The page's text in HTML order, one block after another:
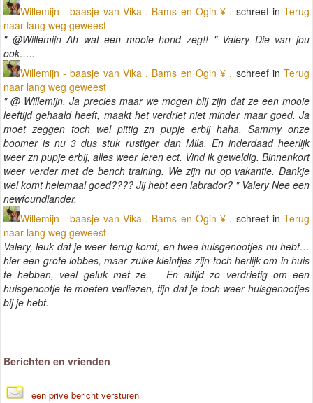
Willemijn - baasje van Vika . Bams en Ogin ¥ . schreef inTerug
naar lang weg geweest
" @Willemijn Ah wat een mooie hond zeg!! " Valery Die van jou
ook…..
Willemijn - baasje van Vika . Bams en Ogin ¥ . schreef inTerug
naar lang weg geweest
" @ Willemijn, Ja precies maar we mogen blij zijn dat ze een mooie
leeftijd gehaald heeft, maakt het verdriet niet minder maar goed. Ja
moet zeggen toch wel pittig zn pupje erbij haha. Sammy onze
boomer is nu 3 dus stuk rustiger dan Mila. En inderdaad heerlijk
weer zn pupje erbij, alles weer leren ect. Vind ik geweldig. Binnenkort
weer verder met de bench training. We zijn nu op vakantie. Dankje
wel komt helemaal goed???? Jij hebt een labrador? " Valery Nee een
newfoundlander.
Willemijn - baasje van Vika . Bams en Ogin ¥ . schreef inTerug
naar lang weg geweest
Valery, leuk dat je weer terug komt, en twee huisgenootjes nu hebt…
hier een grote lobbes, maar zulke kleintjes zijn toch herlijk om in huis
te hebben, veel geluk met ze. En altijd zo verdrietig om een
huisgenootje te moeten verliezen, fijn dat je toch weer huisgenootjes
bij je hebt.
Berichten en vrienden
een prive bericht versturen